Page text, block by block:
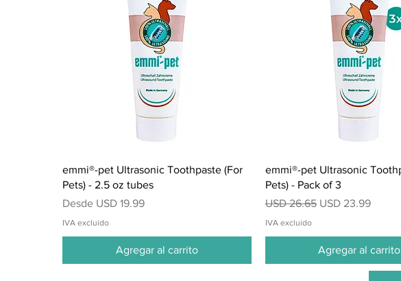
Vista rápida
emmi®-pet Ultrasonic Toothpaste (For
Pets) - 2.5 oz tubes
Desde USD 19.99
Precio de oferta
IVA excluido
Agregar al carrito
Vista rápida
emmi®-pet Ultrasonic
Pets) - Pack of 3
Precio
USD 26.65 Precio de oferta
USD 23.99
IVA excluido
Agregar al carrito